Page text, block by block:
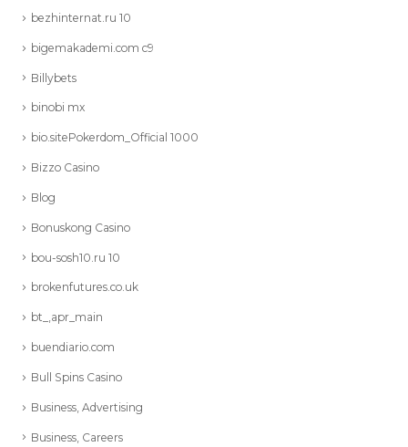
bezhinternat.ru 10
bigemakademi.com c9
Billybets
binobi mx
bio.sitePokerdom_Official 1000
Bizzo Casino
Blog
Bonuskong Casino
bou-sosh10.ru 10
brokenfutures.co.uk
bt_,apr_main
buendiario.com
Bull Spins Casino
Business, Advertising
Business, Careers